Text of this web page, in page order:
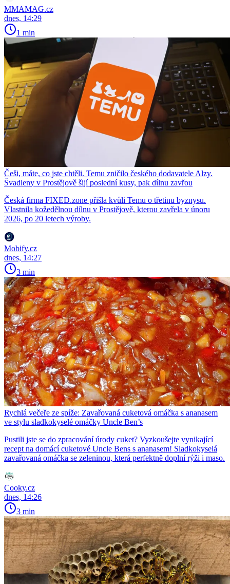
MMAMAG.cz
dnes, 14:29
1 min
Češi, máte, co jste chtěli. Temu zničilo českého dodavatele Alzy.
Švadleny v Prostějově šijí poslední kusy, pak dílnu zavřou
Česká firma FIXED.zone přišla kvůli Temu o třetinu byznysu.
Vlastnila kožedělnou dílnu v Prostějově, kterou zavřela v únoru
2026, po 20 letech výroby.
Mobify.cz
dnes, 14:27
3 min
Rychlá večeře ze spíže: Zavařovaná cuketová omáčka s ananasem
ve stylu sladkokyselé omáčky Uncle Ben’s
Pustili jste se do zpracování úrody cuket? Vyzkoušejte vynikající
recept na domácí cuketové Uncle Bens s ananasem! Sladkokyselá
zavařovaná omáčka se zeleninou, která perfektně doplní rýži i maso.
Cooky.cz
dnes, 14:26
3 min